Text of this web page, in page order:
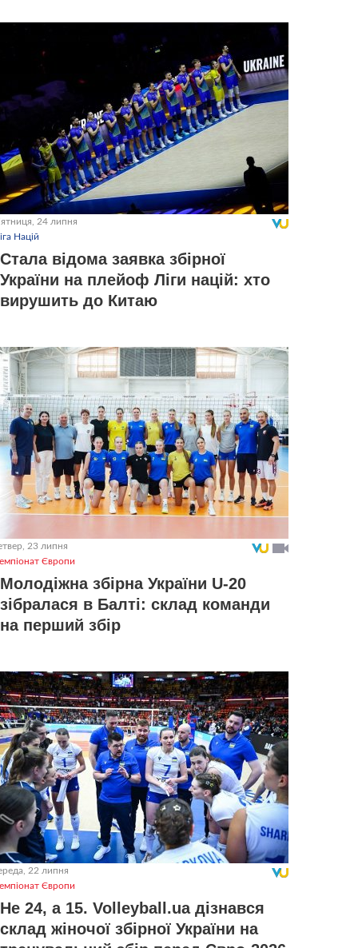
24 липня
Націй
Стала відома заявка збірної
України на плейоф Ліги націй: хто
вирушить до Китаю
23 липня
Європи
Молодіжна збірна України U-20
зібралася в Балті: склад команди
на перший збір
22 липня
Європи
Не 24, а 15. Volleyball.ua дізнався
склад жіночої збірної України на